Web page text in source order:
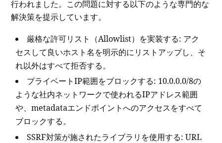
行われました。この問題に対する以下のような専門的な
解決策を提示しています。
厳格な許可リスト（Allowlist）を実装する: アク
セスして良いホスト名を明示的にリストアップし、そ
れ以外はすべて拒否する。
プライベートIP範囲をブロックする: 10.0.0.0/8の
ような社内ネットワークで使われるIPアドレス範囲
や、metadataエンドポイントへのアクセスをすべて
ブロックする。
SSRF対策が施されたライブラリを使用する: URL